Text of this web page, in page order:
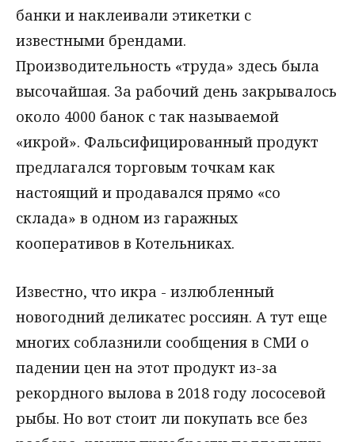
банки и наклеивали этикетки с
известными брендами.
Производительность «труда» здесь была
высочайшая. За рабочий день закрывалось
около 4000 банок с так называемой
«икрой». Фальсифицированный продукт
предлагался торговым точкам как
настоящий и продавался прямо «со
склада» в одном из гаражных
кооперативов в Котельниках.
Известно, что икра - излюбленный
новогодний деликатес россиян. А тут еще
многих соблазнили сообщения в СМИ о
падении цен на этот продукт из-за
рекордного вылова в 2018 году лососевой
рыбы. Но вот стоит ли покупать все без